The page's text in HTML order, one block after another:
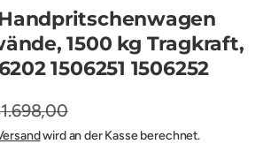
Handpritschenwagen
1500 kg Tragkraft,
1506251 1506252
wird an der Kasse berechnet.